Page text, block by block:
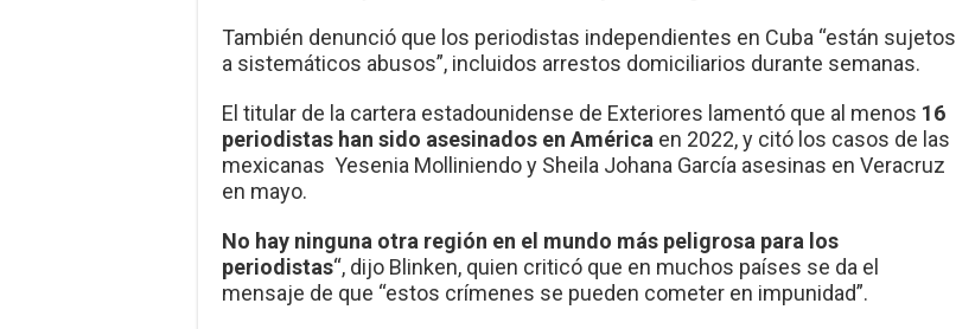
También denunció que los periodistas independientes en Cuba “están sujetos
a sistemáticos abusos”, incluidos arrestos domiciliarios durante semanas.
El titular de la cartera estadounidense de Exteriores lamentó que al menos 16
periodistas han sido asesinados en América en 2022, y citó los casos de las
mexicanas Yesenia Molliniendo y Sheila Johana García asesinas en Veracruz
en mayo.
No hay ninguna otra región en el mundo más peligrosa para los
periodistas“, dijo Blinken, quien criticó que en muchos países se da el
mensaje de que “estos crímenes se pueden cometer en impunidad”.